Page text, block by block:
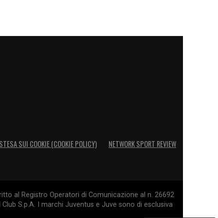
SUI COOKIE (COOKIE POLICY) NETWORK SPORT REVIEW
al Registro Operatori di Comunicazione al n. 26692
S.p.A. I marchi Juventus e Juve sono di esclusiva